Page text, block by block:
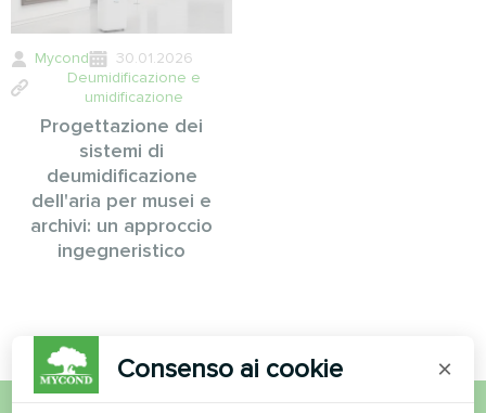
Mycond
30.01.2026
Deumidificazione e
umidificazione
Progettazione dei
sistemi di
deumidificazione
dell'aria per musei e
archivi: un approccio
ingegneristico
Consenso ai cookie ×